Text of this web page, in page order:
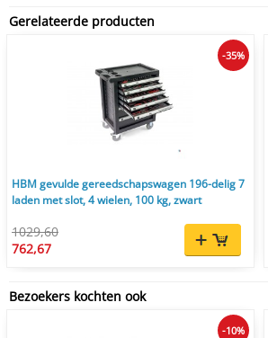
Gerelateerde producten
HBM gevulde gereedschapswagen 196-delig 7
laden met slot, 4 wielen, 100 kg, zwart
1029,60
762,67
-35%
Bezoekers kochten ook
-10%